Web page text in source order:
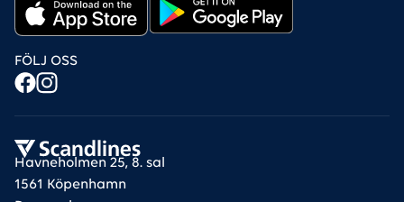
Havneholmen 25, 8. sal
1561 Köpenhamn
FÖLJ OSS